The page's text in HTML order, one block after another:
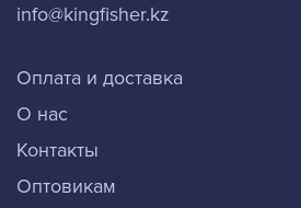
info@kingfisher.kz
Оплата и доставка
О нас
Контакты
Оптовикам